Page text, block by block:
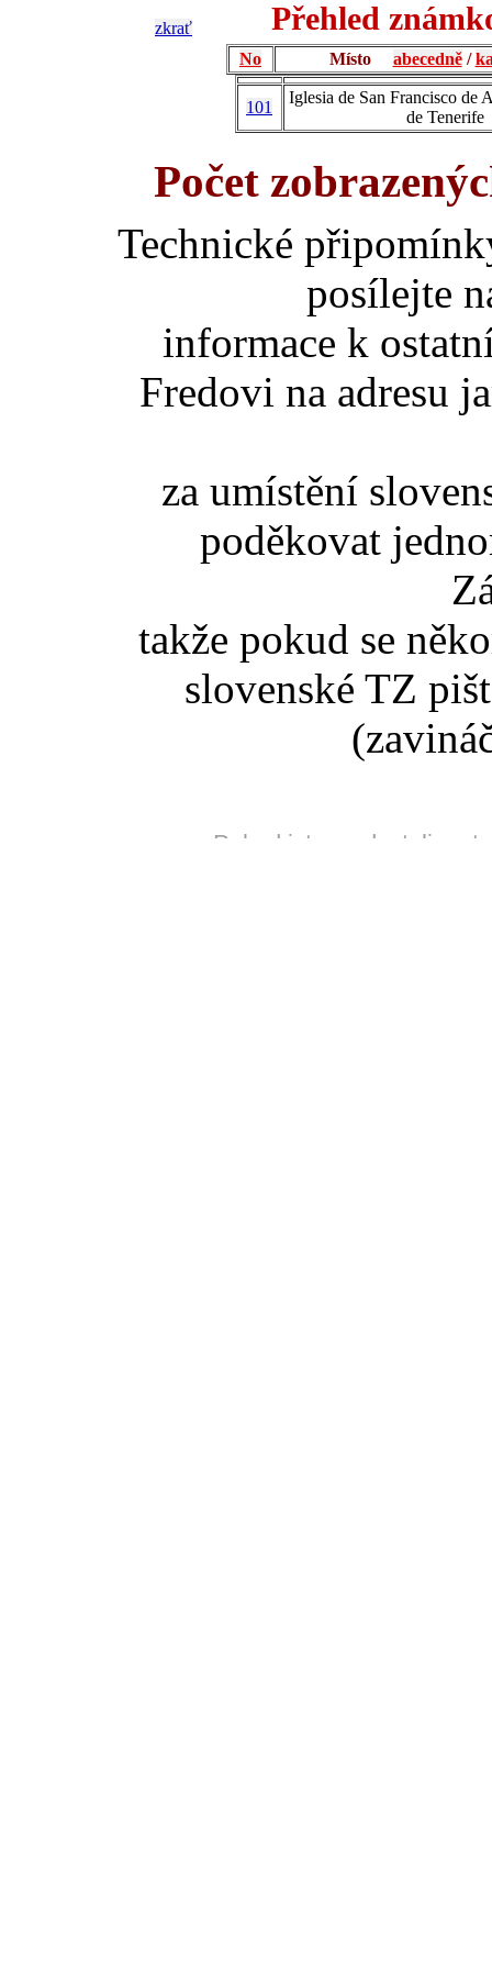
zkrať Přehled
No Místo abecedně/
101
Iglesia de San Francisco de
de Tenerife
Počet
Technické
posílejte
informace k
Fredovi na adresu
za umístění
poděkovat
takže pokud se
slovenské TZ
Pokud jste se dostali na